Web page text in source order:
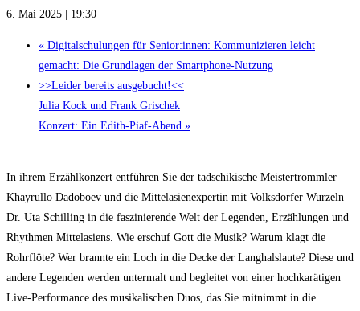
6. Mai 2025 | 19:30
« Digitalschulungen für Senior:innen: Kommunizieren leicht
gemacht: Die Grundlagen der Smartphone-Nutzung
>>Leider bereits ausgebucht!<<
Julia Kock und Frank Grischek
Konzert: Ein Edith-Piaf-Abend »
In ihrem Erzählkonzert entführen Sie der tadschikische Meistertrommler
Khayrullo Dadoboev und die Mittelasienexpertin mit Volksdorfer Wurzeln
Dr. Uta Schilling in die faszinierende Welt der Legenden, Erzählungen und
Rhythmen Mittelasiens. Wie erschuf Gott die Musik? Warum klagt die
Rohrflöte? Wer brannte ein Loch in die Decke der Langhalslaute? Diese und
andere Legenden werden untermalt und begleitet von einer hochkarätigen
Live-Performance des musikalischen Duos, das Sie mitnimmt in die